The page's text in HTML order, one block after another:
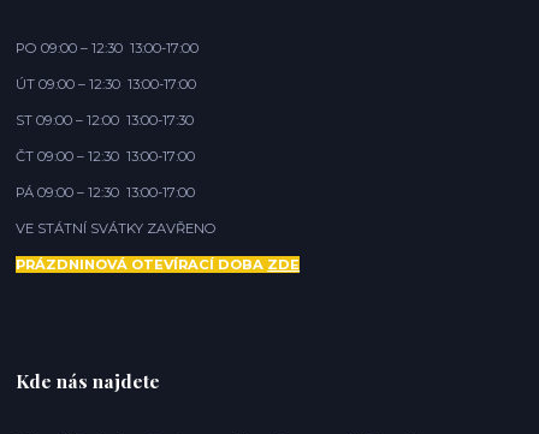
PO 09:00 – 12:30 13:00-17:00
ÚT 09:00 – 12:30 13:00-17:00
ST 09:00 – 12:00 13:00-17:30
ČT 09:00 – 12:30 13:00-17:00
PÁ 09:00 – 12:30 13:00-17:00
VE STÁTNÍ SVÁTKY ZAVŘENO
PRÁZDNINOVÁ OTEVÍRACÍ DOBA ZDE
Kde nás najdete